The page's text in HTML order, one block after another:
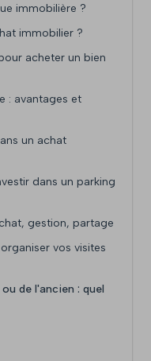
immobilière ?
immobilier ?
acheter un bien
: avantages et
un achat
dans un parking
gestion, partage
vos visites
de l'ancien : quel